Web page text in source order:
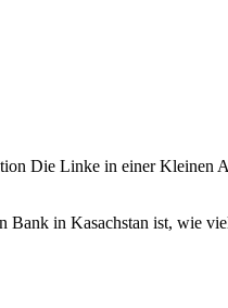
Die Linke in einer Kleinen
in Kasachstan ist, wie